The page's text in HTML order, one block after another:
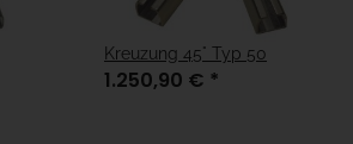
Kreuzung 45° Typ 50
1.250,90 € *